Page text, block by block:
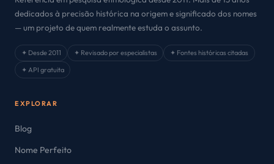
dedicados à precisão histórica na origem e significado dos nomes
— um projeto de quem realmente estuda o assunto.
✦ Desde 2011 ✦ Revisado por especialistas
✦ Fontes históricas citadas
✦ API gratuita
EXPLORAR
Blog
Nome Perfeito